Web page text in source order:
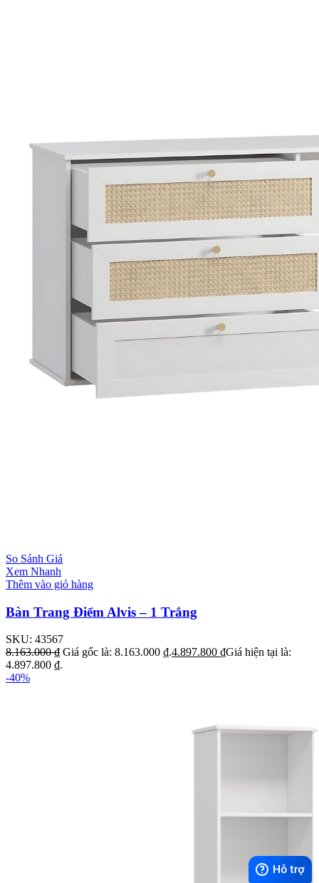
So Sánh Giá
Xem Nhanh
Thêm vào giỏ hàng
Bàn Trang Điểm Alvis – 1 Trắng
SKU: 43567
8.163.000₫ Giá gốc là: 8.163.000 ₫.4.897.800 ₫Giá hiện tại là:
4.897.800 ₫.
-40%